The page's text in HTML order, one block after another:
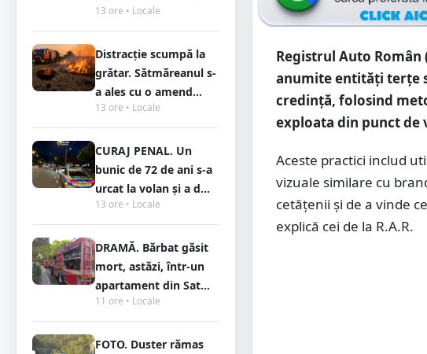
13 ore • Locale
Distracție scumpă la
grătar. Sătmăreanul s-
a ales cu o amend...
13 ore • Locale
CURAJ PENAL. Un
bunic de 72 de ani s-a
urcat la volan și a d...
13 ore • Locale
DRAMĂ. Bărbat găsit
mort, astăzi, într-un
apartament din Sat...
11 ore • Locale
FOTO. Duster rămas
Registrul Auto
anumite entități terțe
credință, folosind
exploata din punct de
Aceste practici includ
vizuale similare cu
cetățenii și de a vinde
explică cei de la R.A.R.